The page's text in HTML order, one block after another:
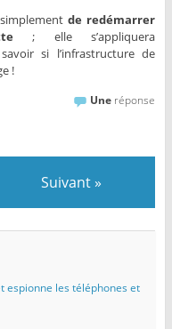
de redémarrer
; elle s’appliquera
si l’infrastructure de
!
Une réponse
Suivant»
espionne les téléphones et